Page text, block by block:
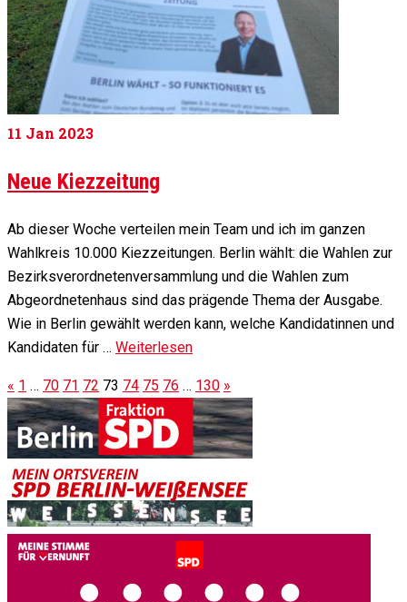
11 Jan 2023
Neue Kiezzeitung
Ab dieser Woche verteilen mein Team und ich im ganzen
Wahlkreis 10.000 Kiezzeitungen. Berlin wählt: die Wahlen zur
Bezirksverordnetenversammlung und die Wahlen zum
Abgeordnetenhaus sind das prägende Thema der Ausgabe.
Wie in Berlin gewählt werden kann, welche Kandidatinnen und
Kandidaten für … Weiterlesen
« 1 … 70 71 72 73 74 75 76 … 130 »